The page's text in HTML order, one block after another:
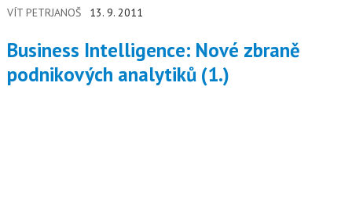
VÍT PETRJANOŠ 13. 9. 2011
Business Intelligence: Nové zbraně
podnikových analytiků (1.)